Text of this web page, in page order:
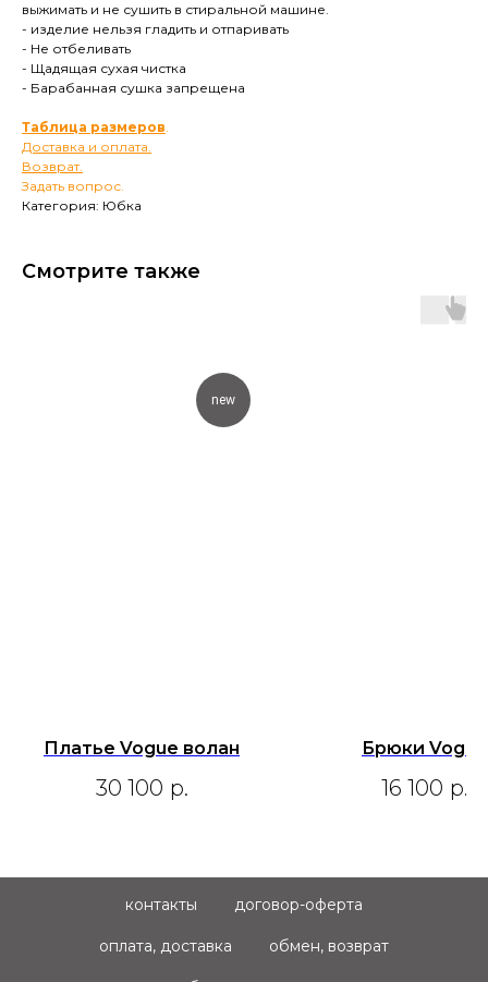
выжимать и не сушить в стиральной машине.
- изделие нельзя гладить и отпаривать
- Не отбеливать
- Щадящая сухая чистка
- Барабанная сушка запрещена
Таблица размеров.
Доставка и оплата.
Возврат.
Задать вопрос.
Категория: Юбка
Смотрите также
new
Платье Vogue волан
30 100 р.
Брюки Vogue
16 100 р.
контакты договор-оферта
оплата, доставка обмен, возврат